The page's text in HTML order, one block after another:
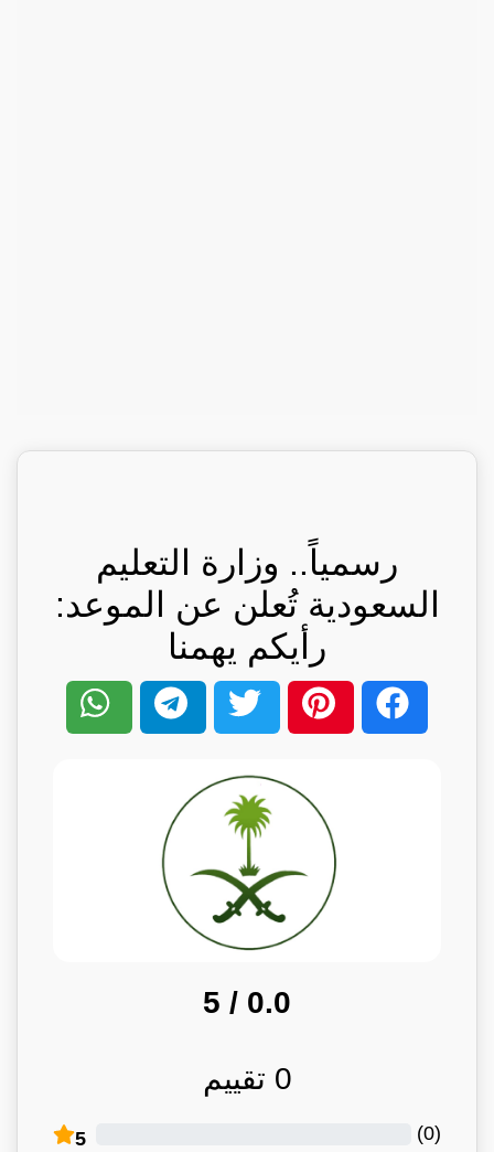
رسمياً.. وزارة التعليم
السعودية تُعلن عن الموعد:
رأيكم يهمنا
0.0
/ 5
0 تقييم
5 (
0
)